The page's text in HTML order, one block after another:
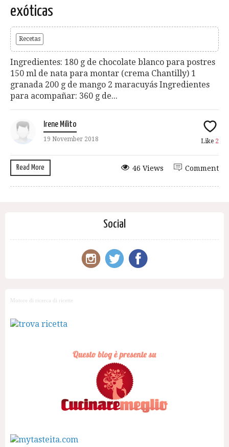
exóticas
Recetas
Ingredientes: 180 g de chocolate blanco para postres
150 ml de nata para montar (crema Chantilly) 1
granada 200 g de mango 2 maracuyás Ingredientes
para acompañar: 360 g de...
Irene Milito
19 November 2018 Like 2
Read More Comment
46 Views
Social
Motore di ricerca di ricette